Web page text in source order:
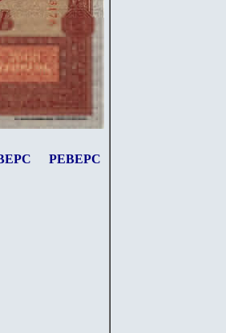
РЕВЕРС